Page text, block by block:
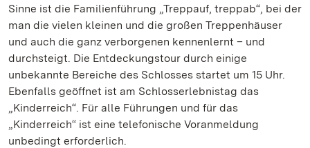
Sinne ist die Familienführung „Treppauf, treppab“, bei der
man die vielen kleinen und die großen Treppenhäuser
und auch die ganz verborgenen kennenlernt – und
durchsteigt. Die Entdeckungstour durch einige
unbekannte Bereiche des Schlosses startet um 15 Uhr.
Ebenfalls geöffnet ist am Schlosserlebnistag das
„Kinderreich“. Für alle Führungen und für das
„Kinderreich“ ist eine telefonische Voranmeldung
unbedingt erforderlich.